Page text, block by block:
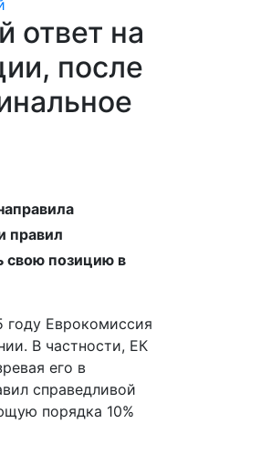
ответ на
после
правил
свою позицию в
году Еврокомиссия
В частности, ЕК
его в
справедливой
порядка 10%